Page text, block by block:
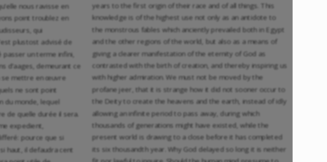
nous ravisse en
point troublez en
qui
plustost advisé de
un terme infini,
d’aages, demeurant ce
se mettre en œuvre
ne sont point
du monde, lequel
de quelle durée il sera.
expedient,
pource que si
haut, il defaudra cent
years to the first origin of their race and of all things. This
knowledge is of the highest use not only as an antidote to
the monstrous fables which anciently prevailed both in Egypt
and the other regions of the world, but also as a means of
giving a clearer manifestation of the eternity of God as
contrasted with the birth of creation, and thereby inspiring us
with higher admiration. We must not be moved by the
profane jeer, that it is strange how it did not sooner occur to
the Deity to create the heavens and the earth, instead of idly
allowing an infinite period to pass away, during which
thousands of generations might have existed, while the
present world is drawing to a close before it has completed
its six thousandth year. Why God delayed so long it is neither